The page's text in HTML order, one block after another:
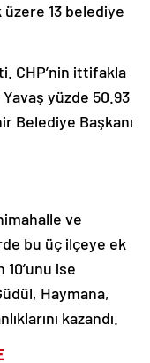
üzere 13 belediye
CHP’nin ittifakla
yüzde 50.93
Belediye Başkanı
ve
bu üç ilçeye ek
10’unu ise
Haymana,
kazandı.